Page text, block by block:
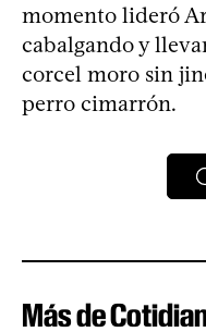
momento lideró
cabalgando y
corcel moro sin
perro cimarrón.
Más de